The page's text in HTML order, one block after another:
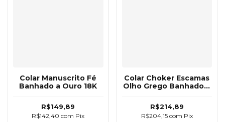
Colar Manuscrito Fé
Banhado a Ouro 18K
R$149,89
R$142,40com Pix
Colar Choker Escamas
Olho Grego Banhado a
R$214,89
R$204,15 com Pix